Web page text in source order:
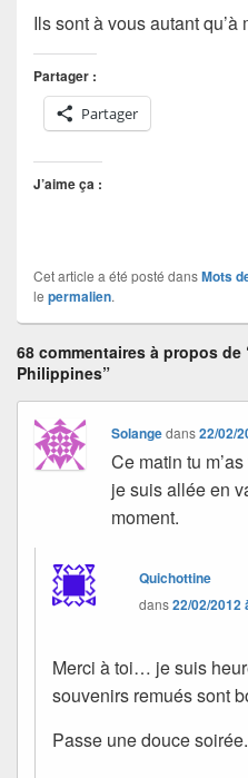
Ils sont à vous autant
Partager :
Partager
J’aime ça :
Cet article a été posté dansMots
le permalien.
68 commentaires à propos
Philippines”
Solangedans22/02/
Ce matin tu
je suis allée en
moment.
Quichottine
dans22/02/2012
Merci à toi… je suis
souvenirs remués sont
Passe une douce soirée.